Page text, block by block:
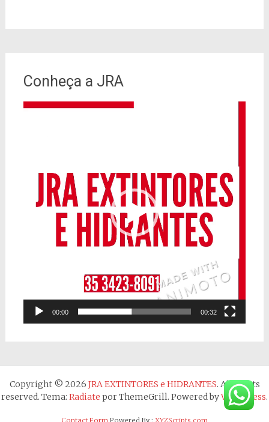
Conheça a JRA
Tocador
00:00 00:32
Copyright © 2026 JRA EXTINTORES e HIDRANTES. All rights
reserved. Tema: Radiate por ThemeGrill. Powered byWordPress.
Contact Form Powered By : XYZScripts.com